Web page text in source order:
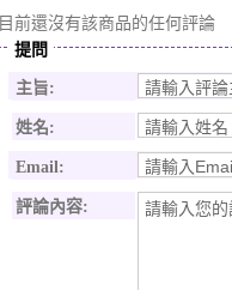
目前還沒有該商品的任何評論
提問
主旨:
姓名:
Email:
評論內容: